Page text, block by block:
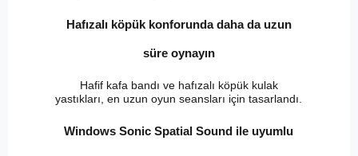
Hafızalı köpük konforunda daha da uzun
süre oynayın
Hafif kafa bandı ve hafızalı köpük kulak
yastıkları, en uzun oyun seansları için tasarlandı.
Windows Sonic Spatial Sound ile uyumlu